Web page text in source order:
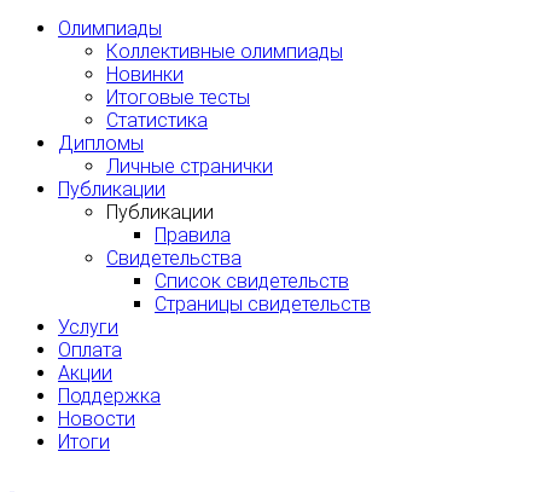
Олимпиады
Коллективные олимпиады
Новинки
Итоговые тесты
Статистика
Дипломы
Личные странички
Публикации
Публикации
Правила
Свидетельства
Список свидетельств
Страницы свидетельств
Услуги
Оплата
Акции
Поддержка
Новости
Итоги